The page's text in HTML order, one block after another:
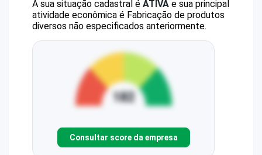
A sua situação cadastral é ATIVA e sua principal
atividade econômica é Fabricação de produtos
diversos não especificados anteriormente.
Consultar score da empresa